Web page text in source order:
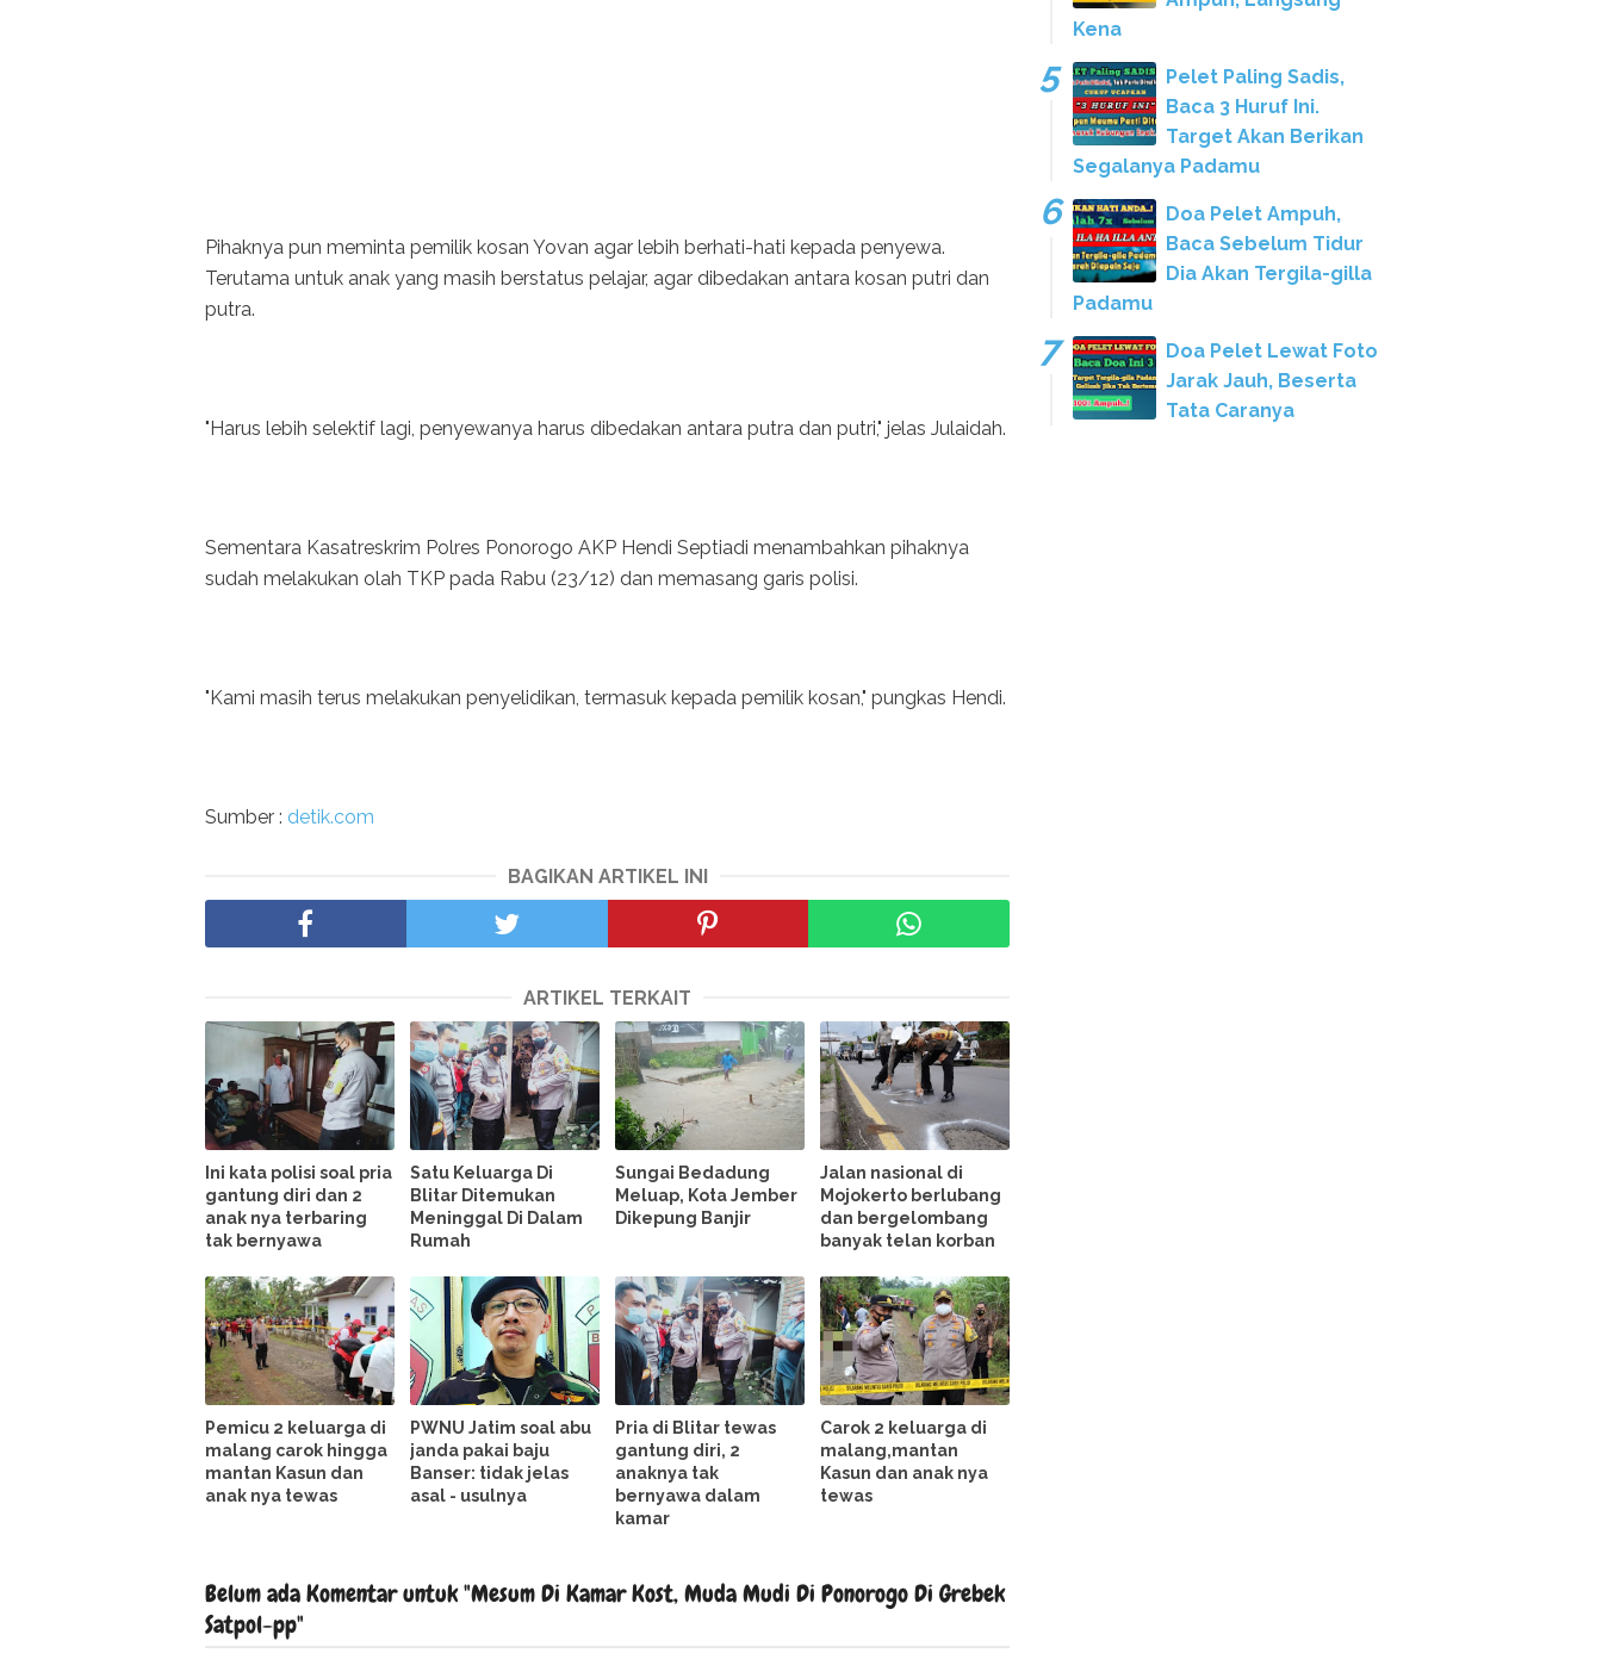
Pihaknya pun meminta pemilik kosan Yovan agar lebih berhati-hati kepada penyewa.
Terutama untuk anak yang masih berstatus pelajar, agar dibedakan antara kosan putri dan
putra.
"Harus lebih selektif lagi, penyewanya harus dibedakan antara putra dan putri," jelas Julaidah.
Sementara Kasatreskrim Polres Ponorogo AKP Hendi Septiadi menambahkan pihaknya
sudah melakukan olah TKP pada Rabu (23/12) dan memasang garis polisi.
"Kami masih terus melakukan penyelidikan, termasuk kepada pemilik kosan," pungkas Hendi.
Sumber : detik.com
BAGIKAN ARTIKEL INI
ARTIKEL TERKAIT
Ini kata polisi soal pria
gantung diri dan 2
anak nya terbaring
tak bernyawa
Satu Keluarga Di
Blitar Ditemukan
Meninggal Di Dalam
Rumah
Sungai Bedadung
Meluap, Kota Jember
Dikepung Banjir
Jalan nasional di
Mojokerto berlubang
dan bergelombang
banyak telan korban
Pemicu 2 keluarga di
malang carok hingga
mantan Kasun dan
anak nya tewas
PWNU Jatim soal abu
janda pakai baju
Banser: tidak jelas
asal - usulnya
Pria di Blitar tewas
gantung diri, 2
anaknya tak
bernyawa dalam
kamar
Carok 2 keluarga di
malang,mantan
Kasun dan anak nya
tewas
Belum ada Komentar untuk "Mesum Di Kamar Kost, Muda Mudi Di Ponorogo Di Grebek
Satpol-pp"
Kena
Pelet Paling Sadis,
Baca 3 Huruf Ini.
Target Akan Berikan
Segalanya Padamu
Doa Pelet Ampuh,
Baca Sebelum Tidur
Dia Akan Tergila-gilla
Padamu
Doa Pelet Lewat Foto
Jarak Jauh, Beserta
Tata Caranya